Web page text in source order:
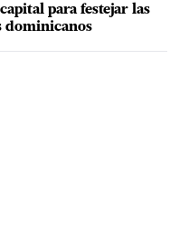
para festejar las
dominicanos